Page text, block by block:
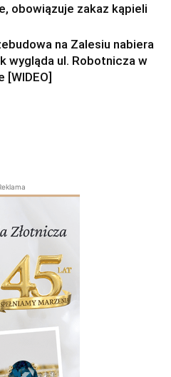
obowiązuje zakaz kąpieli
na Zalesiu nabiera
wygląda ul. Robotnicza w
[WIDEO]